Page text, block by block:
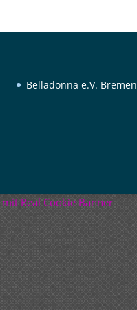
Belladonna e.V. Bremen
Real Cookie Banner